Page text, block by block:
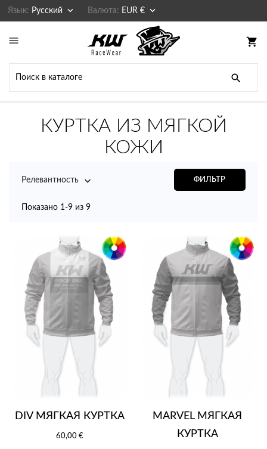
Язык: Русский  Валюта: EUR € 
 shopping_cart

КУРТКА ИЗ МЯГКОЙ
КОЖИ
Релевантность  ФИЛЬТР
Показано 1-9 из 9
DIV МЯГКАЯ КУРТКА
60,00 €
MARVEL МЯГКАЯ
КУРТКА